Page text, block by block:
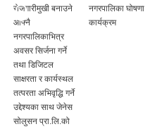
रोजगारीमुखी बनाउने
आफ्नै
नगरपालिकाभित्र
अवसर सिर्जना गर्ने
तथा डिजिटल
साक्षरता र कार्यस्थल
तत्परता अभिवृद्धि गर्ने
उद्देश्यका साथ जेनेस
सोलुसन प्रा.लि.को
नगरपालिका घोषणा
कार्यक्रम